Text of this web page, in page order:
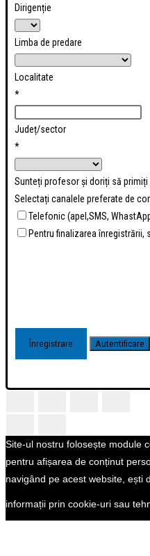
Dirigenție
Limba de predare
Localitate
*
Județ/sector
*
Sunteți profesor și doriți să primiți
Selectați canalele preferate de
Telefonic (apel,SMS,
Pentru finalizarea înregistrării,
Site-ul nostru folosește module
pentru afișarea de conținut
navigând pe acest website, ești
informații prin cookie-uri sau